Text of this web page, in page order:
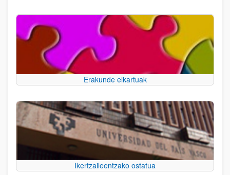
Erakunde elkartuak
Ikertzaileentzako ostatua